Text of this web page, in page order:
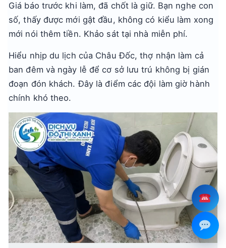
Giá báo trước khi làm, đã chốt là giữ. Bạn nghe con
số, thấy được mới gật đầu, không có kiểu làm xong
mới nói thêm tiền. Khảo sát tại nhà miễn phí.
Hiểu nhịp du lịch của Châu Đốc, thợ nhận làm cả
ban đêm và ngày lễ để cơ sở lưu trú không bị gián
đoạn đón khách. Đây là điểm các đội làm giờ hành
chính khó theo.